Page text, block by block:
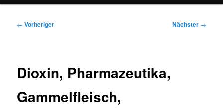
Beitragsnavigation
← Vorheriger Nächster →
Dioxin, Pharmazeutika,
Gammelfleisch,